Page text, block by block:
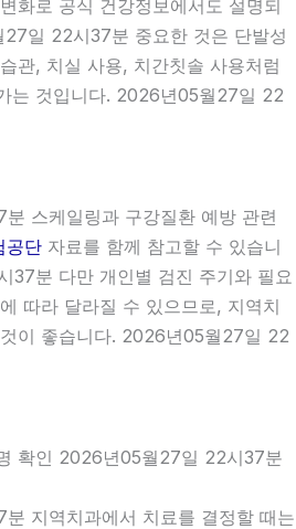
화로 공식 건강정보에서도 설명되
일 22시37분 중요한 것은 단발성
관, 치실 사용, 치간칫솔 사용처럼
는 것입니다. 2026년05월27일 22
스케일링과 구강질환 예방 관련
공단 자료를 함께 참고할 수 있습니
37분 다만 개인별 검진 주기와 필요
따라 달라질 수 있으므로, 지역치
이 좋습니다. 2026년05월27일 22
확인 2026년05월27일 22시37분
지역치과에서 치료를 결정할 때는